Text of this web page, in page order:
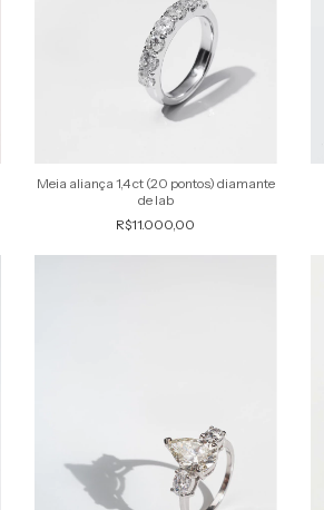
Meia aliança 1,4 ct (20 pontos) diamante
de lab
R$11.000,00